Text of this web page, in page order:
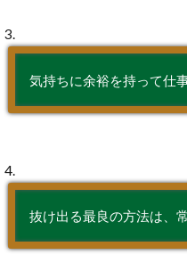
3.
気持ちに余裕を持って仕
4.
抜け出る最良の方法は、